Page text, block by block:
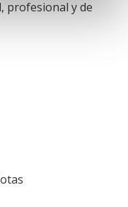
profesional y de